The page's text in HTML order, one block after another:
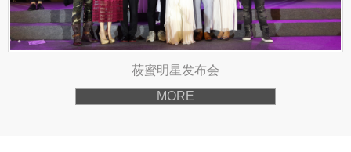
莜蜜明星发布会
MORE